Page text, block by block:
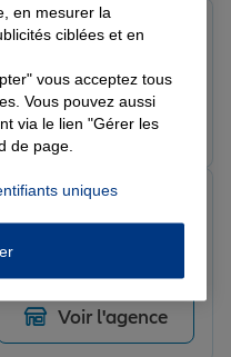
Voir l'agence
Voir l'agence
en mesurer la
ciblées et en
vous acceptez tous
Vous pouvez aussi
via le lien "Gérer les
de page.
uniques